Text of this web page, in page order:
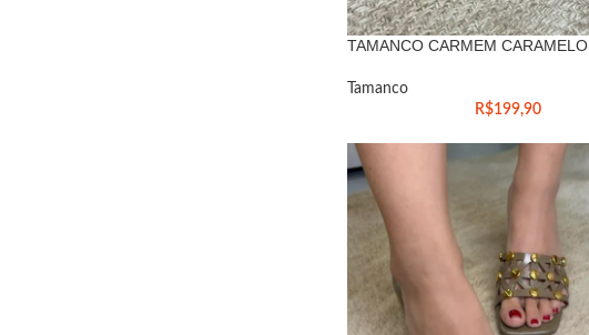
TAMANCO CARMEM CARAMELO
Tamanco
R$199,90